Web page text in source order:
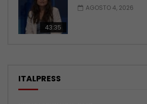
43:35
AGOSTO 4, 2026
ITALPRESS